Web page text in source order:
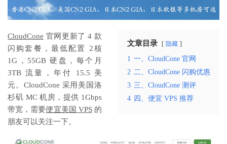
文章目录 隐藏
1 一、CloudCone 官网
2 二、CloudCone 闪购优惠
3 三、CloudCone 测评
4 四、便宜 VPS 推荐
CloudCone 官网更新了 4 款
闪购套餐，最低配置 2核
1G，55GB 硬盘，每个月
3TB 流量，年付 15.5 美
元。CloudCone 采用美国洛
杉矶 MC 机房，提供 1Gbps
带宽，需要便宜美国 VPS的
朋友可以关注一下。